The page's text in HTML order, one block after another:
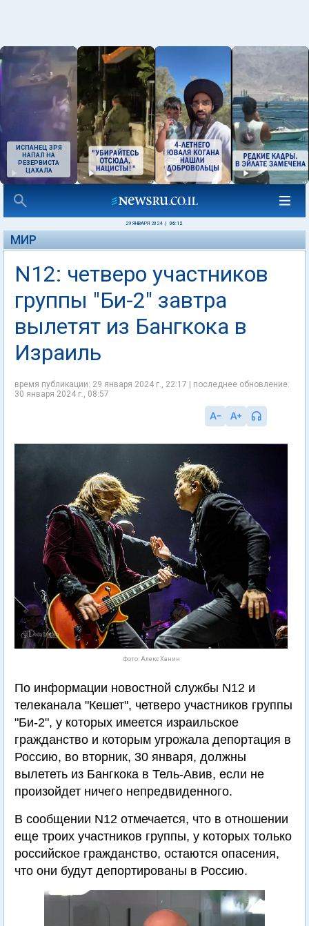
ИСПАНЕЦ ЗРЯ
НАПАЛ НА
РЕЗЕРВИСТА
ЦАХАЛА
29 ЯНВАРЯ 2024 06:12
МИР
N12: четверо участников
группы "Би-2" завтра
вылетят из Бангкока в
Израиль
время публикации: 29 января 2024 г., 22:17 | последнее обновление:
30 января 2024 г., 08:57
Фото: Алекс Ханин
По информации новостной службы N12 и
телеканала "Кешет", четверо участников группы
"Би-2", у которых имеется израильское
гражданство и которым угрожала депортация в
Россию, во вторник, 30 января, должны
вылететь из Бангкока в Тель-Авив, если не
произойдет ничего непредвиденного.
В сообщении N12 отмечается, что в отношении
еще троих участников группы, у которых только
российское гражданство, остаются опасения,
что они будут депортированы в Россию.